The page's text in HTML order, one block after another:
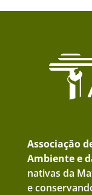
Associação
Ambiente e
nativas da
e